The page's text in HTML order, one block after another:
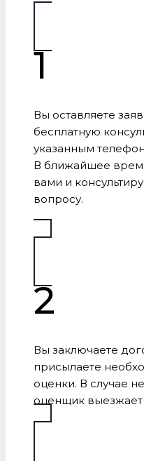
1
Вы оставляете
бесплатную
указанным
В ближайшее
вами и
вопросу.
2
Вы заключаете
присылаете
оценки. В случае
оценщик выезжает